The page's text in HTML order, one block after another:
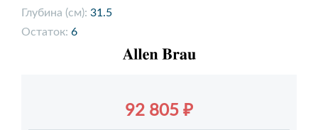
Глубина (см): 31.5
Остаток: 6
92 805 ₽